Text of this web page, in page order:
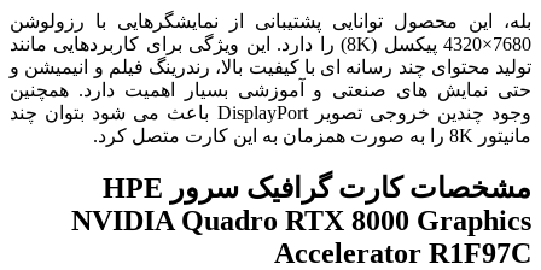
بله، این محصول توانایی پشتیبانی از نمایشگرهایی با رزولوشن
7680×4320 پیکسل (8K) را دارد. این ویژگی برای کاربردهایی مانند
تولید محتوای چند رسانه ای با کیفیت بالا، رندرینگ فیلم و انیمیشن و
حتی نمایش های صنعتی و آموزشی بسیار اهمیت دارد. همچنین
وجود چندین خروجی تصویر DisplayPort باعث می شود بتوان چند
مانیتور 8K را به صورت همزمان به این کارت متصل کرد.
مشخصات
کارت گرافیک سرور HPE
NVIDIA Quadro RTX 8000 Graphics
Accelerator R1F97C